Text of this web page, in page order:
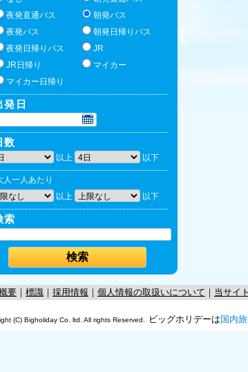
夜発直通バス
朝発バス
夜発バス
朝発日帰りバス
夜発日帰りバス
JR
JR日帰り
マイカー
マイカー日帰り
発日
数
以上 以下
人一人あたり
以上
以下
索
要 ｜ 標識 ｜ 採用情報 ｜ 個人情報の取扱いについて ｜ 当サイ
(C) Bigholiday Co. ltd. All rights Reserved. ビッグホリデーは 国内